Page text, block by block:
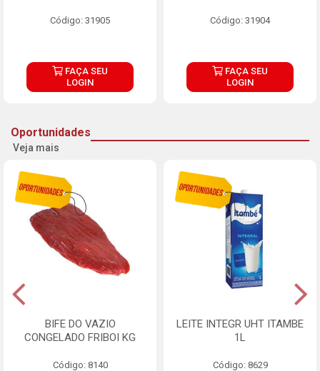
Código: 31905
FAÇA SEU
LOGIN
Código: 31904
FAÇA SEU
LOGIN
Oportunidades
Veja mais
BIFE DO VAZIO
CONGELADO FRIBOI KG
Código: 8140
LEITE INTEGR UHT ITAMBE
1L
Código: 8629